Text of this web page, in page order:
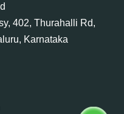
402, Thurahalli Rd,
Karnataka